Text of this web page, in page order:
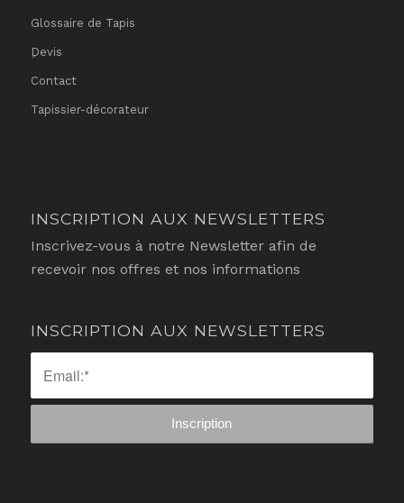
Glossaire de Tapis
ِDevis
Contact
Tapissier-décorateur
INSCRIPTION AUX NEWSLETTERS
Inscrivez-vous à notre Newsletter afin de
recevoir nos offres et nos informations
INSCRIPTION AUX NEWSLETTERS